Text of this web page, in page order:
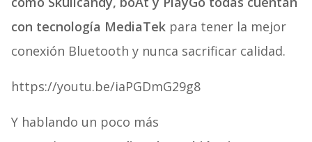
con tecnología MediaTekpara tener la mejor
conexión Bluetooth y nunca sacrificar calidad.
https://youtu.be/iaPGDmG29g8
Y hablando un poco más